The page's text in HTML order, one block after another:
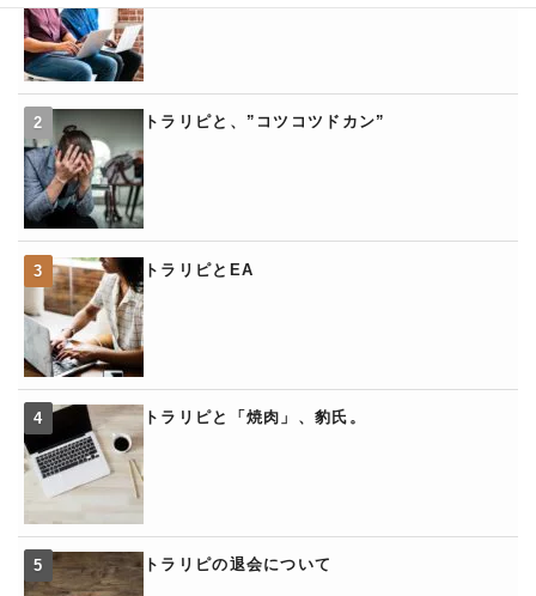
トラリピと、”コツコツドカン”
トラリピとEA
トラリピと「焼肉」、豹氏。
トラリピの退会について